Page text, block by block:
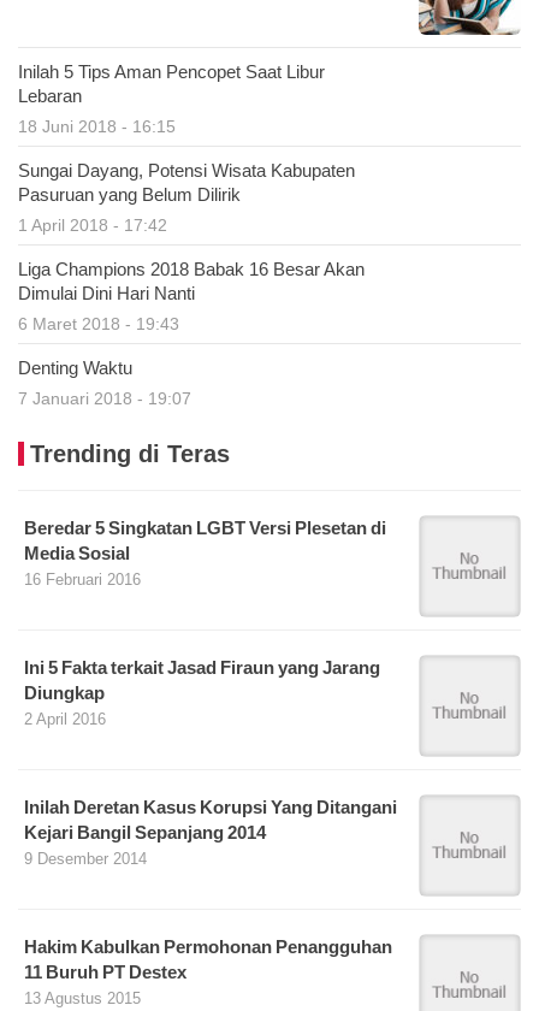
Inilah 5 Tips Aman Pencopet Saat Libur
Lebaran
18 Juni 2018 - 16:15
Sungai Dayang, Potensi Wisata Kabupaten
Pasuruan yang Belum Dilirik
1 April 2018 - 17:42
Liga Champions 2018 Babak 16 Besar Akan
Dimulai Dini Hari Nanti
6 Maret 2018 - 19:43
Denting Waktu
7 Januari 2018 - 19:07
Trending di Teras
Beredar 5 Singkatan LGBT Versi Plesetan di
Media Sosial
16 Februari 2016
Ini 5 Fakta terkait Jasad Firaun yang Jarang
Diungkap
2 April 2016
Inilah Deretan Kasus Korupsi Yang Ditangani
Kejari Bangil Sepanjang 2014
9 Desember 2014
Hakim Kabulkan Permohonan Penangguhan
11 Buruh PT Destex
13 Agustus 2015